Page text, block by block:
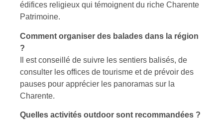
édifices religieux qui témoignent du riche Charente
Patrimoine.
Comment organiser des balades dans la région
?
Il est conseillé de suivre les sentiers balisés, de
consulter les offices de tourisme et de prévoir des
pauses pour apprécier les panoramas sur la
Charente.
Quelles activités outdoor sont recommandées ?